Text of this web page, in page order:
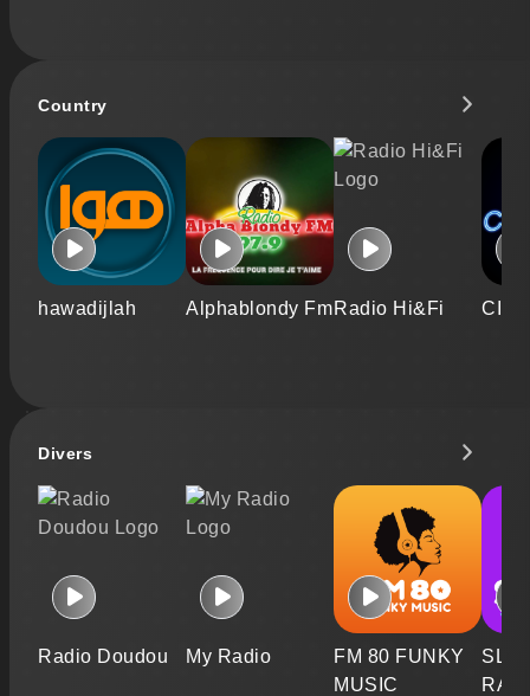
Country
hawadijlah Alphablondy FmRadio Hi&Fi
Divers
Radio Doudou My Radio
FM 80 FUNKY
MUSIC